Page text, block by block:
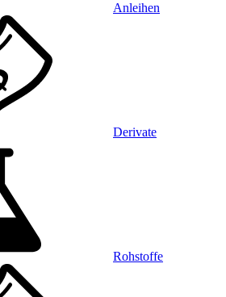
Anleihen
Derivate
Rohstoffe